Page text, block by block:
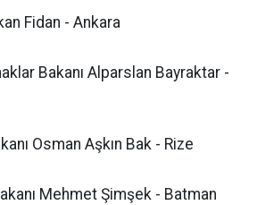
Fidan - Ankara
Bakanı Alparslan Bayraktar -
Osman Aşkın Bak - Rize
Mehmet Şimşek - Batman